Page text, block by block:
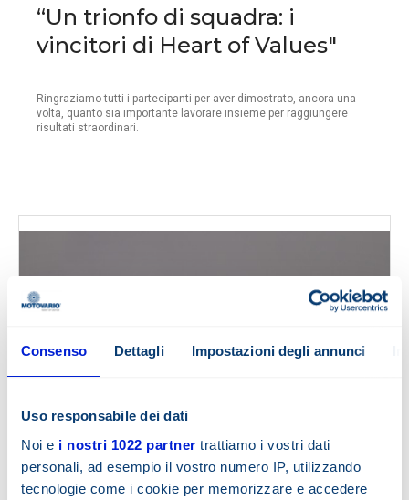
Consenso Dettagli Impostazioni degli annunci
Uso responsabile dei dati
Noi e i nostri 1022 partner trattiamo i vostri dati
personali, ad esempio il vostro numero IP, utilizzando
tecnologie come i cookie per memorizzare e accedere
“Un trionfo di squadra: i
vincitori di Heart of Values"
Ringraziamo tutti i partecipanti per aver dimostrato, ancora una
volta, quanto sia importante lavorare insieme per raggiungere
risultati straordinari.
#HEARTOFVALUES